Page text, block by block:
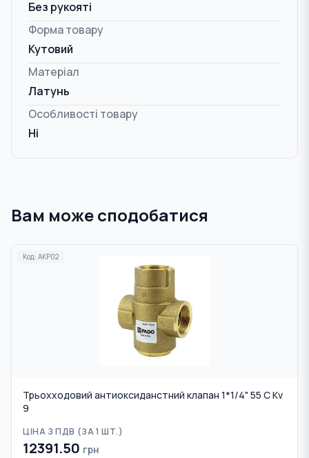
Без рукояті
Форма товару
Кутовий
Матеріал
Латунь
Особливості товару
Ні
Вам може сподобатися
Код: AKP02
Трьохходовий антиоксиданстний клапан 1*1/4" 55 С Kv
9
ЦІНА З ПДВ (ЗА 1 ШТ.)
12391.50 грн